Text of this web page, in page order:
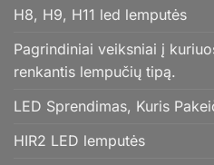
H8, H9, H11 led lemputės
Pagrindiniai veiksniai į
renkantis lempučių tipą.
LED Sprendimas, Kuris
HIR2 LED lemputės